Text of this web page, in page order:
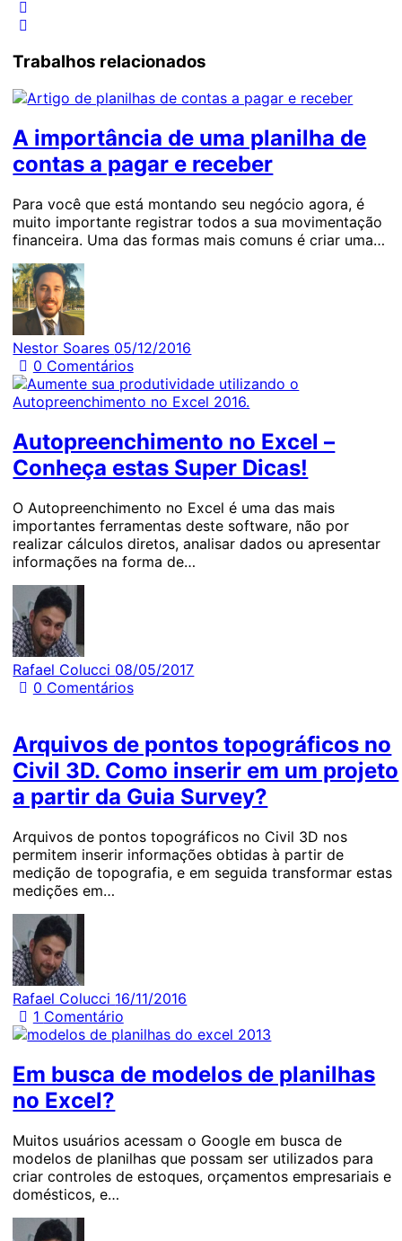
Trabalhos relacionados
A importância de uma planilha de
contas a pagar e receber
Para você que está montando seu negócio agora, é
muito importante registrar todos a sua movimentação
financeira. Uma das formas mais comuns é criar uma…
Nestor Soares 05/12/2016
0 Comentários
Autopreenchimento no Excel –
Conheça estas Super Dicas!
O Autopreenchimento no Excel é uma das mais
importantes ferramentas deste software, não por
realizar cálculos diretos, analisar dados ou apresentar
informações na forma de…
Rafael Colucci 08/05/2017
0 Comentários
Arquivos de pontos topográficos no
Civil 3D. Como inserir em um projeto
a partir da Guia Survey?
Arquivos de pontos topográficos no Civil 3D nos
permitem inserir informações obtidas à partir de
medição de topografia, e em seguida transformar estas
medições em…
Rafael Colucci 16/11/2016
1 Comentário
Em busca de modelos de planilhas
no Excel?
Muitos usuários acessam o Google em busca de
modelos de planilhas que possam ser utilizados para
criar controles de estoques, orçamentos empresariais e
domésticos, e…